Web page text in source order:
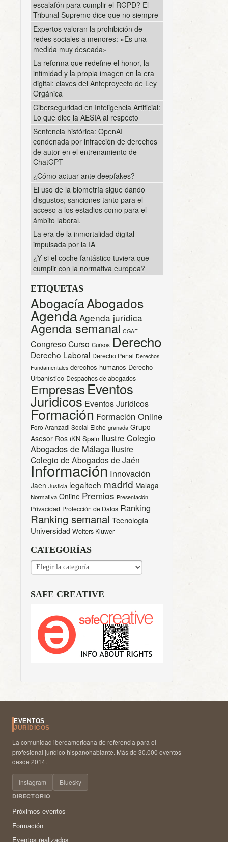
escalafón para cumplir el RGPD? El
Tribunal Supremo dice que no siempre
Expertos valoran la prohibición de
redes sociales a menores: «Es una
medida muy deseada»
La reforma que redefine el honor, la
intimidad y la propia imagen en la era
digital: claves del Anteproyecto de Ley
Orgánica
Ciberseguridad en Inteligencia Artificial:
Lo que dice la AESIA al respecto
Sentencia histórica: OpenAI
condenada por infracción de derechos
de autor en el entrenamiento de
ChatGPT
¿Cómo actuar ante deepfakes?
El uso de la biometría sigue dando
disgustos; sanciones tanto para el
acceso a los estadios como para el
ámbito laboral.
La era de la inmortalidad digital
impulsada por la IA
¿Y si el coche fantástico tuviera que
cumplir con la normativa europea?
ETIQUETAS
AbogacíaAbogados
Agenda Agenda jurídica
Agenda semanal CGAE
CongresoCurso Cursos Derecho
Derecho Laboral Derecho Penal Derechos
Fundamentales derechos humanos Derecho
Urbanístico Despachos de abogados
Empresas Eventos
Juridicos Eventos Jurídicos
Formación Formación Online
Foro Aranzadi Social Elche granada Grupo
Asesor Ros iKN Spain Ilustre Colegio
Abogados de Málaga Ilustre
Colegio de Abogados de Jaén
Información Innovación
Jaen Justicia legaltech madrid Malaga
Normativa Online Premios Presentación
Privacidad Protección de Datos Ranking
Ranking semanal Tecnología
Universidad Wolters Kluwer
CATEGORÍAS
CATEGORÍAS
SAFE CREATIVE
EVENTOS
JURÍDICOS
La comunidad iberoamericana de referencia para el
profesional jurídico hispanohablante. Más de 30.000 eventos
desde 2014.
Instagram Bluesky
DIRECTORIO
Próximos eventos
Formación
Eventos realizados